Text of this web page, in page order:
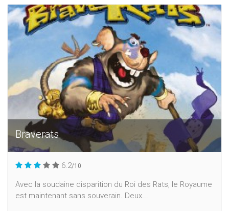
Braverats
6.2/10
Avec la soudaine disparition du Roi des Rats, le Royaume
est maintenant sans souverain. Deux...